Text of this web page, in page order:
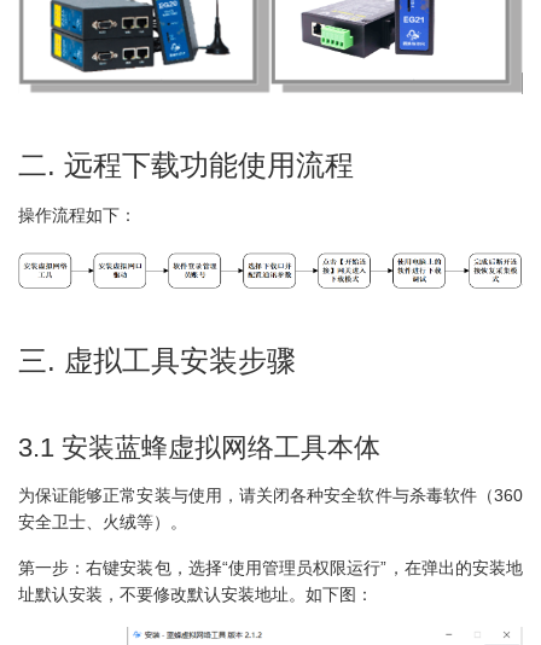
二. 远程下载功能使用流程
操作流程如下：
三. 虚拟工具安装步骤
3.1 安装蓝蜂虚拟网络工具本体
为保证能够正常安装与使用，请关闭各种安全软件与杀毒软件（360
安全卫士、火绒等）。
第一步：右键安装包，选择“使用管理员权限运行”，在弹出的安装地
址默认安装，不要修改默认安装地址。如下图：